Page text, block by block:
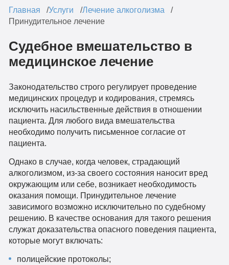
Главная Услуги
Лечение алкоголизма
Принудительное лечение
Судебное вмешательство в
медицинское лечение
Законодательство строго регулирует проведение
медицинских процедур и кодирования, стремясь
исключить насильственные действия в отношении
пациента. Для любого вида вмешательства
необходимо получить письменное согласие от
пациента.
Однако в случае, когда человек, страдающий
алкоголизмом, из-за своего состояния наносит вред
окружающим или себе, возникает необходимость
оказания помощи. Принудительное лечение
зависимого возможно исключительно по судебному
решению. В качестве основания для такого решения
служат доказательства опасного поведения пациента,
которые могут включать:
полицейские протоколы;